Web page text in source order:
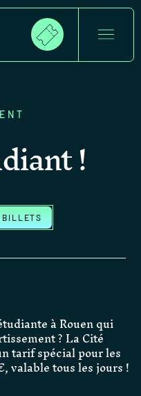
!
BILLETS
à Rouen qui
? La Cité
tarif spécial pour les
valable tous les jours !